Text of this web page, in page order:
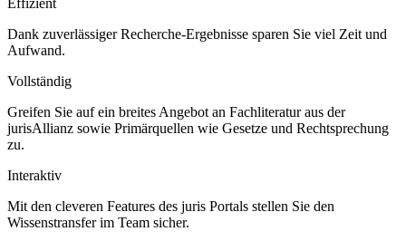
Effizient
Dank zuverlässiger Recherche-Ergebnisse sparen Sie viel Zeit und
Aufwand.
Vollständig
Greifen Sie auf ein breites Angebot an Fachliteratur aus der
jurisAllianz sowie Primärquellen wie Gesetze und Rechtsprechung
zu.
Interaktiv
Mit den cleveren Features des juris Portals stellen Sie den
Wissenstransfer im Team sicher.